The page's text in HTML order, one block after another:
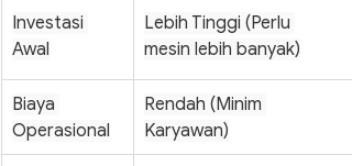
Investasi
Awal
Lebih Tinggi (Perlu
mesin lebih banyak)
Biaya
Operasional
Rendah (Minim
Karyawan)